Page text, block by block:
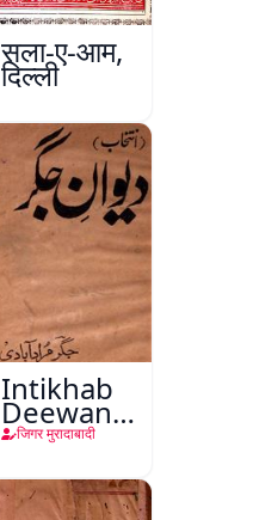
सला-ए-आम,
दिल्ली
Intikhab
Deewan-
e-Jigar
जिगर मुरादाबादी